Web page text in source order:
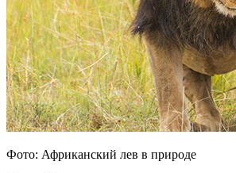
Фото: Африканский лев в природе